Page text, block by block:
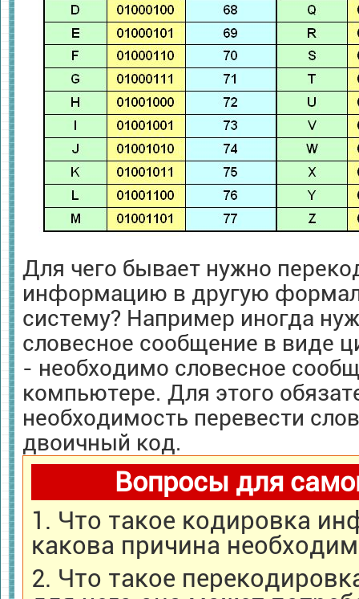
Для чего бывает нужно
информацию в другую
систему? Например иногда
словесное сообщение в виде
- необходимо словесное
компьютере. Для этого
необходимость перевести
двоичный код.
Вопросы для
1. Что такое кодировка
какова причина
2. Что такое